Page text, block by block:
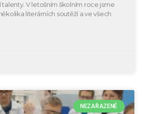
talenty. V letošním školním roce jsme
literárních soutěží a ve všech
NEZAŘAZENÉ